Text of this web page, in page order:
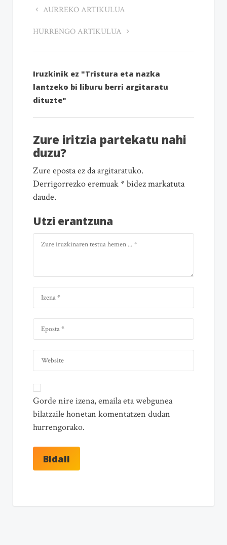
AURREKO ARTIKULUA
HURRENGO ARTIKULUA
Iruzkinik ez "Tristura eta nazka
lantzeko bi liburu berri argitaratu
dituzte"
Zure iritzia partekatu nahi
duzu?
Zure eposta ez da argitaratuko.
Derrigorrezko eremuak * bidez markatuta
daude.
Utzi erantzuna
Gorde nire izena, emaila eta webgunea
bilatzaile honetan komentatzen dudan
hurrengorako.